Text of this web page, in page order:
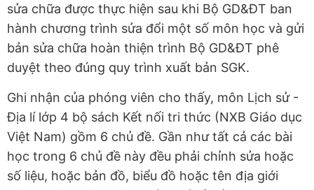
sửa chữa được thực hiện sau khi Bộ GD&ĐT ban
hành chương trình sửa đổi một số môn học và gửi
bản sửa chữa hoàn thiện trình Bộ GD&ĐT phê
duyệt theo đúng quy trình xuất bản SGK.
Ghi nhận của phóng viên cho thấy, môn Lịch sử -
Địa lí lớp 4 bộ sách Kết nối tri thức (NXB Giáo dục
Việt Nam) gồm 6 chủ đề. Gần như tất cả các bài
học trong 6 chủ đề này đều phải chỉnh sửa hoặc
số liệu, hoặc bản đồ, biểu đồ hoặc tên địa giới